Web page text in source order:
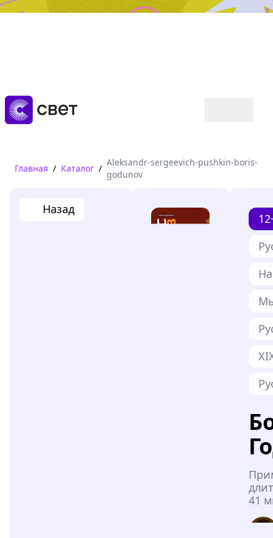
Дружба, любовь, взросление
Читать
Главная / Каталог /
Aleksandr-sergeevich-pushkin-boris-
godunov
Назад
41